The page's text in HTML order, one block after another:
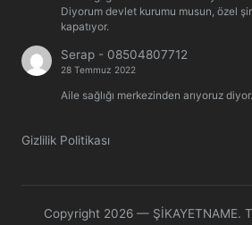
Diyorum devlet kurumu musun, özel
kapatıyor.
Serap - 08504807712
28 Temmuz 2022
Aile sağlığı merkezinden arıyoruz
Gizlilik Politikası
Copyright 2026 — ŞİKAYETNAME.